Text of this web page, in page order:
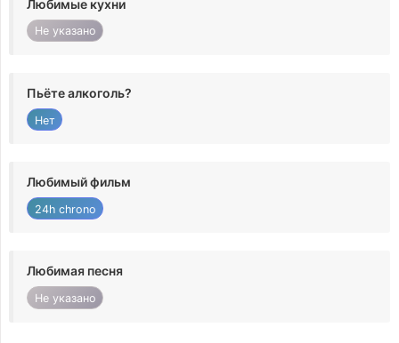
Любимые кухни
Не указано
Пьёте алкоголь?
Нет
Любимый фильм
24h chrono
Любимая песня
Не указано